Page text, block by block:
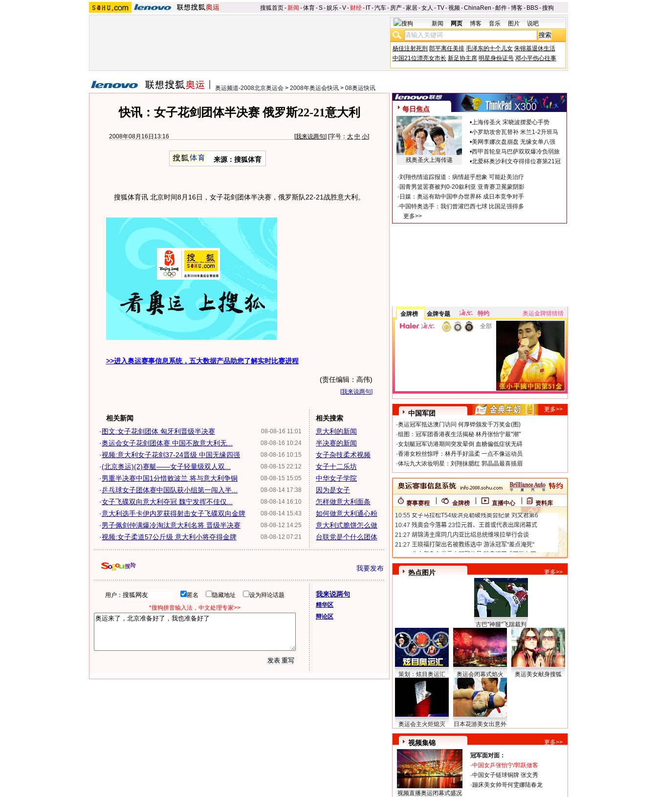
搜狐首页-新闻 -体育-S-娱乐-V- 财经- IT-汽车- 房产-家居-女人 -TV-视频-ChinaRen -邮件-博客- BBS-搜狗
新闻 网页 博客 音乐 图片 说吧
杨佳注射死刑 郎平离任美排 毛泽东的十个儿女 朱镕基退休生活
中国21位漂亮女市长 新足协主席 明星身份证号 邓小平伤心往事
奥运频道-2008北京奥运会 > 2008年奥运会快讯 > 08奥运快讯
快讯：女子花剑团体半决赛 俄罗斯22-21意大利
2008年08月16日13:16 [我来说两句] [字号： 大 中 小]
来源：搜狐体育
搜狐体育讯 北京时间8月16日，女子花剑团体半决赛，俄罗斯队22-21战胜意大利。
>>进入奥运赛事信息系统，五大数据产品助您了解实时比赛进程
(责任编辑：高伟)
[我来说两句]
相关新闻
08-08-16 11:01
·图文:女子花剑团体 匈牙利晋级半决赛
08-08-16 10:24
·奥运会女子花剑团体赛 中国不敌意大利无...
08-08-16 10:15
·视频:意大利女子花剑37-24晋级 中国无缘四强
08-08-15 22:12
·(北京奥运)(2)赛艇——女子轻量级双人双...
08-08-15 15:05
·男重半决赛中国1分惜败波兰 将与意大利争铜
08-08-14 17:38
·乒乓球女子团体赛中国队获小组第一闯入半...
08-08-14 16:10
·女子飞碟双向意大利夺冠 魏宁发挥不佳仅...
08-08-14 15:43
·意大利选手卡伊内罗获得射击女子飞碟双向金牌
08-08-12 14:25
·男子佩剑仲满爆冷淘汰意大利名将 晋级半决赛
08-08-12 07:21
·视频:女子柔道57公斤级 意大利小将夺得金牌
相关搜索
意大利的新闻
半决赛的新闻
女子杂技柔术视频
女子十二乐坊
中华女子学院
因为是女子
怎样做意大利面条
如何做意大利通心粉
意大利式脆饼怎么做
台联党是个什么团体
我要发布
用户： 匿名 隐藏地址
设为辩论话题
*搜狗拼音输入法，中文处理专家>>
我来说两句
精华区
辩论区
每日焦点
残奥圣火上海传递
•上海传圣火 宋晓波摆爱心手势
•小罗助攻舍瓦替补 米兰1-2升班马
•美网李娜次盘崩盘 无缘女单八强
•西甲首轮皇马巴萨双双爆冷负弱旅
•北爱杯奥沙利文夺得排位赛第21冠
·刘翔伤情追踪报道：病情超乎想象 可能赴美治疗
· 国青男篮罢赛被判0-20叙利亚 亚青赛卫冕蒙阴影
· 日媒：奥运有助中国申办世界杯 成日本竞争对手
·中国特奥选手：我们曾灌巴西七球 比国足强得多
更多>>
金牌榜 金牌专题 特约
奥运金牌猜猜猜
全部
中国军团
更多>>
·奥运冠军抵达澳门访问 何厚铧颁发千万奖金(图)
·组图：冠军团香港夜生活揭秘 林丹张怡宁最"潮"
·女划艇冠军访港期间突发晕倒 血糖偏低症状无碍
·香港女粉丝惊呼：林丹手好温柔 一点不像运动员
·体坛九大浓妆明星：刘翔抹腮红 郭晶晶最喜描眉
赛事赛程 金牌榜 直播中心 资料库
热点图片 更多>>
古巴"神腿"飞踹裁判
策划：炫目奥运汇 奥运会闭幕式焰火 奥运美女献身搜狐
奥运会主火炬熄灭 日本花游美女出意外
视频集锦 更多>>
视频直播奥运闭幕式盛况
冠军面对面：
·中国女乒张怡宁/郭跃做客
·中国女子链球铜牌 张文秀
·蹦床美女帅哥何雯娜陆春龙